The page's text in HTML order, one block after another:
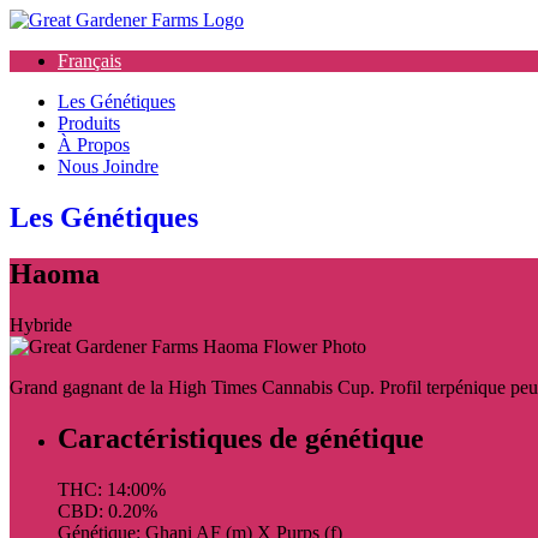
Français
Les Génétiques
Produits
À Propos
Nous Joindre
Les Génétiques
Haoma
Hybride
Grand gagnant de la High Times Cannabis Cup. Profil terpénique
Caractéristiques de génétique
THC: 14:00%
CBD: 0.20%
Génétique: Ghani AF (m) X Purps (f)